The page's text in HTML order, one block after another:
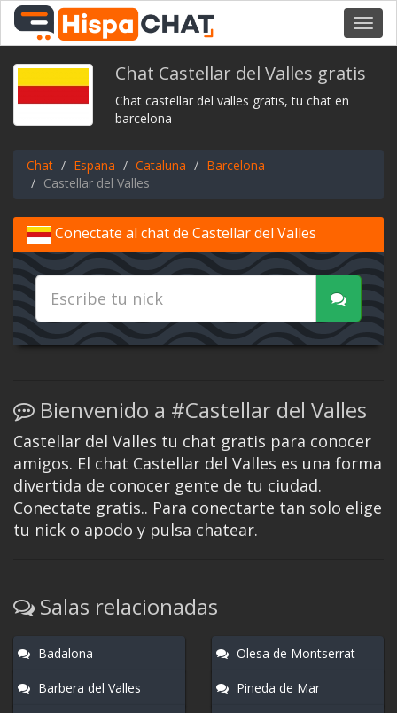
Chat Castellar del Valles gratis
Chat castellar del valles gratis, tu chat en
barcelona
Chat Espana Cataluna
Barcelona
Castellar del Valles
Conectate al chat de Castellar del Valles
Bienvenido a #Castellar del Valles
Castellar del Valles tu chat gratis para conocer
amigos. El chat Castellar del Valles es una forma
divertida de conocer gente de tu ciudad.
Conectate gratis.. Para conectarte tan solo elige
tu nick o apodo y pulsa chatear.
Salas relacionadas
Badalona
Barbera del Valles
Olesa de Montserrat
Pineda de Mar